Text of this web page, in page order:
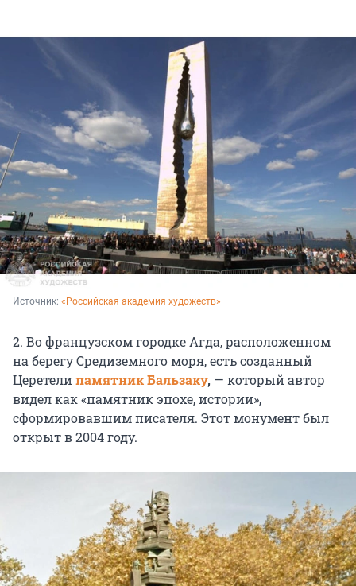
Источник: «Российская академия художеств»
2. Во французском городке Агда, расположенном
на берегу Средиземного моря, есть созданный
Церетелипамятник Бальзаку, — который автор
видел как «памятник эпохе, истории»,
сформировавшим писателя. Этот монумент был
открыт в 2004 году.